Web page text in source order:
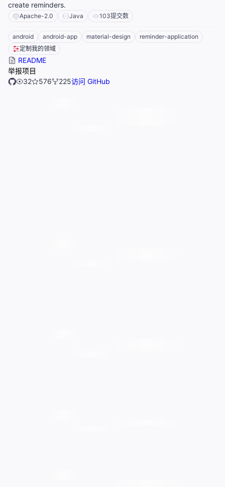
create reminders.
Apache-2.0 Java 103提交数
android android-app material-design
reminder-application
定制我的领域
README
举报项目
32
576 225访问 GitHub